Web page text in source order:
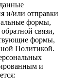
и/или отправки
формы,
связи,
формы,
Политикой.
и